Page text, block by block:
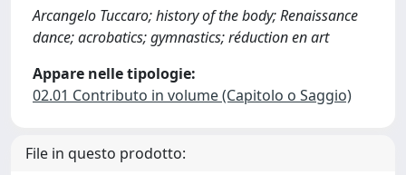
Arcangelo Tuccaro; history of the body; Renaissance
dance; acrobatics; gymnastics; réduction en art
Appare nelle tipologie:
02.01 Contributo in volume (Capitolo o Saggio)
File in questo prodotto: